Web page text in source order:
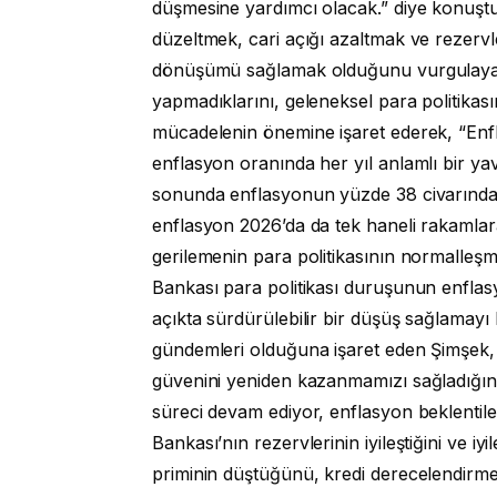
düşmesine yardımcı olacak.” diye
düzeltmek, cari açığı azaltmak ve
dönüşümü sağlamak olduğunu
yapmadıklarını, geleneksel para
mücadelenin önemine işaret ederek,
enflasyon oranında her yıl anlamlı bir
sonunda enflasyonun yüzde 38
enflasyon 2026’da da tek haneli
gerilemenin para politikasının
Bankası para politikası duruşunun
açıkta sürdürülebilir bir düşüş
gündemleri olduğuna işaret eden Şimşek,
güvenini yeniden kazanmamızı
süreci devam ediyor, enflasyon
Bankası’nın rezervlerinin iyileştiğini ve
priminin düştüğünü, kredi